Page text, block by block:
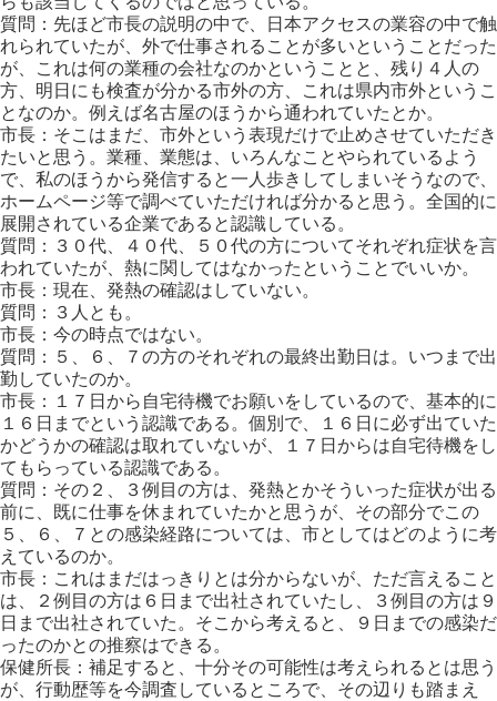
質問：先ほど市長の説明の中で、日本アクセスの業容の中で触
れられていたが、外で仕事されることが多いということだった
が、これは何の業種の会社なのかということと、残り４人の
方、明日にも検査が分かる市外の方、これは県内市外というこ
となのか。例えば名古屋のほうから通われていたとか。
市長：そこはまだ、市外という表現だけで止めさせていただき
たいと思う。業種、業態は、いろんなことやられているよう
で、私のほうから発信すると一人歩きしてしまいそうなので、
ホームページ等で調べていただければ分かると思う。全国的に
展開されている企業であると認識している。
質問：３０代、４０代、５０代の方についてそれぞれ症状を言
われていたが、熱に関してはなかったということでいいか。
市長：現在、発熱の確認はしていない。
質問：３人とも。
市長：今の時点ではない。
質問：５、６、７の方のそれぞれの最終出勤日は。いつまで出
勤していたのか。
市長：１７日から自宅待機でお願いをしているので、基本的に
１６日までという認識である。個別で、１６日に必ず出ていた
かどうかの確認は取れていないが、１７日からは自宅待機をし
てもらっている認識である。
質問：その２、３例目の方は、発熱とかそういった症状が出る
前に、既に仕事を休まれていたかと思うが、その部分でこの
５、６、７との感染経路については、市としてはどのように考
えているのか。
市長：これはまだはっきりとは分からないが、ただ言えること
は、２例目の方は６日まで出社されていたし、３例目の方は９
日まで出社されていた。そこから考えると、９日までの感染だ
ったのかとの推察はできる。
保健所長：補足すると、十分その可能性は考えられるとは思う
が、行動歴等を今調査しているところで、その辺りも踏まえ